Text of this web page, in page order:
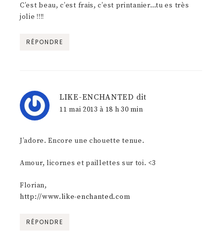
C’est beau, c’est frais, c’est printanier…tu es très
jolie !!!!
RÉPONDRE
LIKE-ENCHANTED dit
11 mai 2013 à 18 h 30 min
J’adore. Encore une chouette tenue.
Amour, licornes et paillettes sur toi. <3
Florian,
http://www.like-enchanted.com
RÉPONDRE